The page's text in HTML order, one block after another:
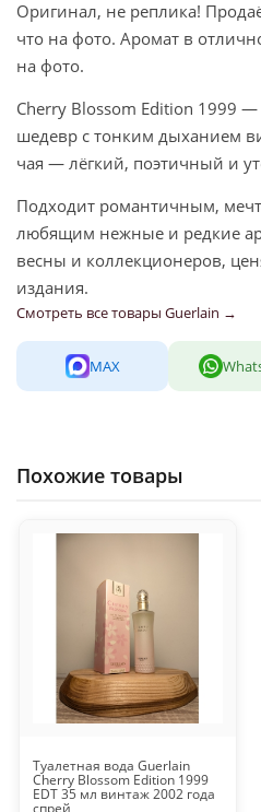
Оригинал, не реплика!
что на фото. Аромат в
на фото.
Cherry Blossom Edition 1999
шедевр с тонким дыханием
чая — лёгкий, поэтичный и
Подходит романтичным,
любящим нежные и редкие
весны и коллекционеров,
издания.
Смотреть все товары Guerlain →
MAX
Похожие товары
Туалетная вода Guerlain
Cherry Blossom Edition 1999
EDT 35 мл винтаж 2002 года